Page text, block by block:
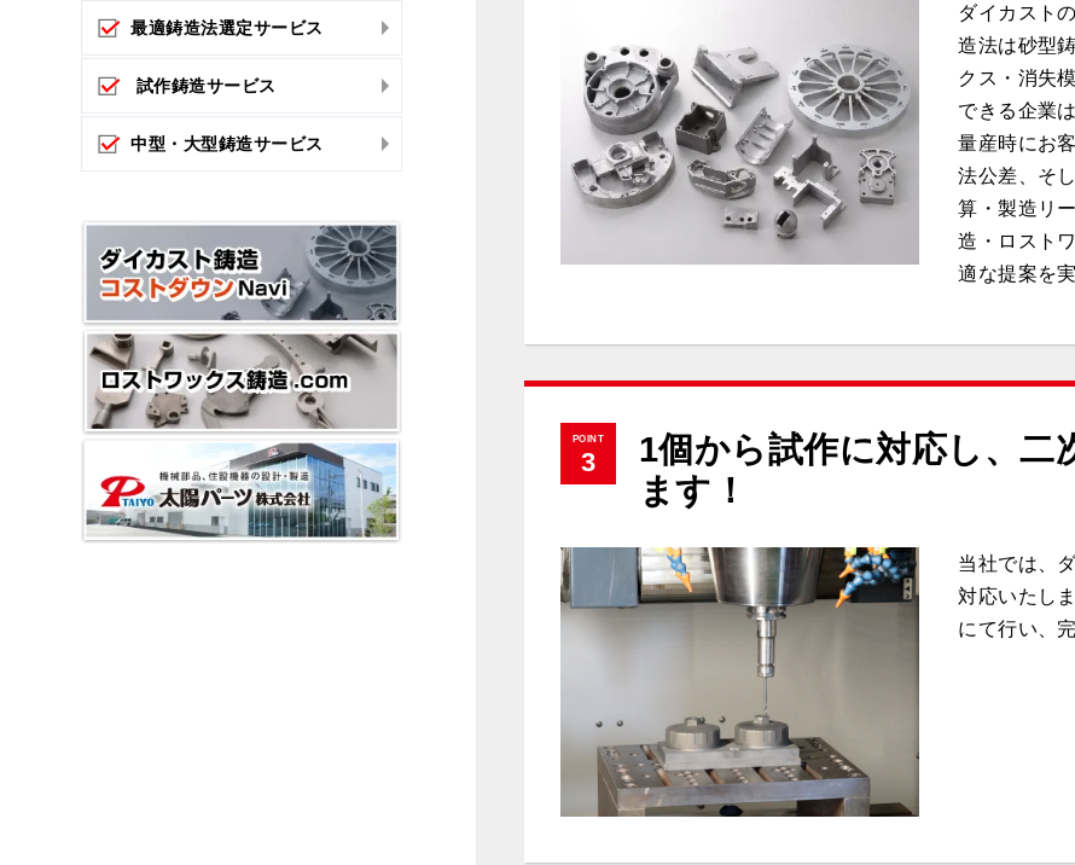
ダイカスト
造法は砂型
クス・消失
できる企業
量産時にお
法公差、そ
算・製造リ
造・ロスト
適な提案を
POINT
3
1個から試作に対応し、二
ます！
当社では、
対応いたし
にて行い、
最適鋳造法選定サービス
試作鋳造サービス
中型・大型鋳造サービス